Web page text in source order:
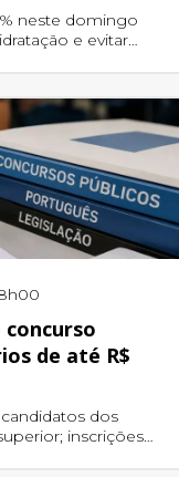
neste domingo
e evitar
de até R$
dos
inscrições